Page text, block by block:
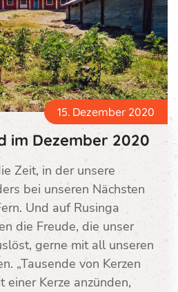
15. Dezember 2020
im Dezember 2020
Zeit, in der unsere
bei unseren Nächsten
Und auf Rusinga
die Freude, die unser
gerne mit all unseren
„Tausende von Kerzen
einer Kerze anzünden,